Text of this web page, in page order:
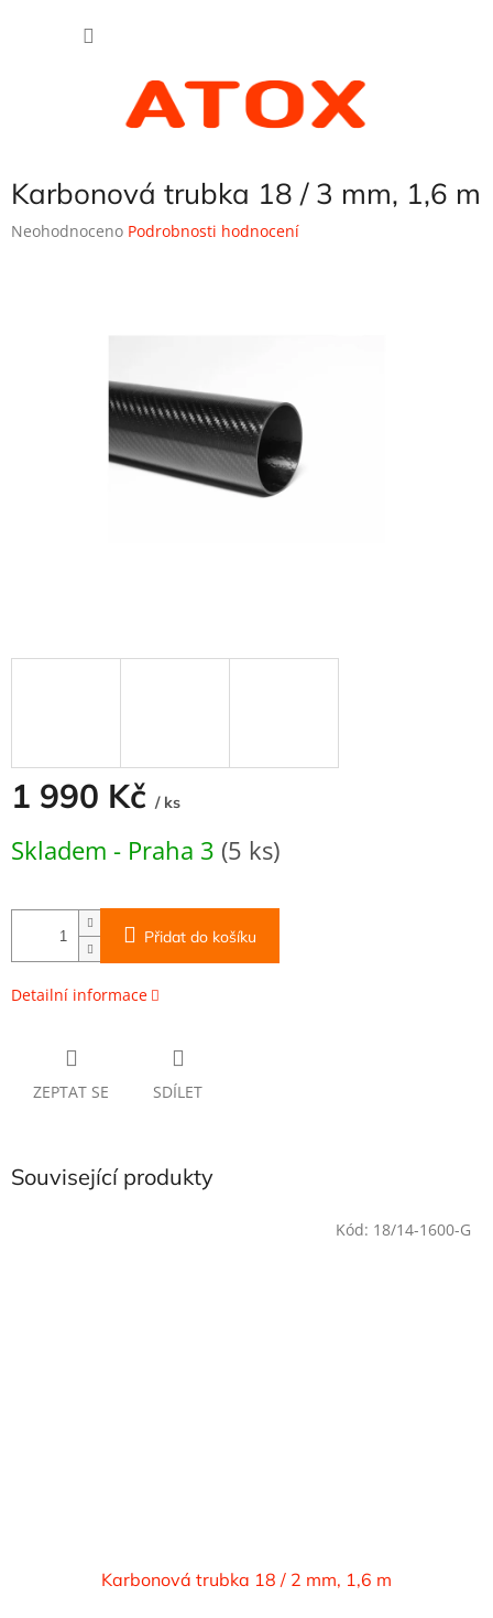
Karbonová trubka 18 / 3 mm, 1,6 m
Průměrné
Neohodnoceno Podrobnosti hodnocení
1 990 Kč / ks
cena:
Skladem - Praha 3 (5 ks)
Přidat do košíku
Detailní informace
ZEPTAT SE SDÍLET
Související produkty
Karbonová trubka 18 / 2 mm, 1,6 m
Kód: 18/14-1600-G